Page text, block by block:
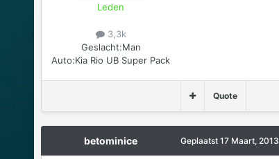
Leden
3,3k
Geslacht:Man
Auto:Kia Rio UB Super Pack
Quote
betominice Geplaatst 17 Maart, 2013